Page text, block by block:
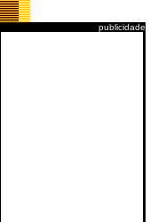
publicidade